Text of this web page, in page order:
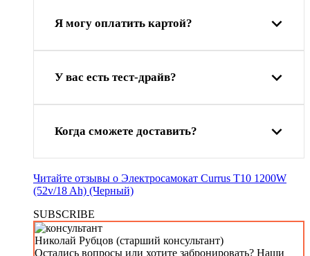
Я могу оплатить картой?
У вас есть тест-драйв?
Когда сможете доставить?
Читайте отзывы о Электросамокат Currus T10 1200W
(52v/18 Ah) (Черный)
SUBSCRIBE
Николай Рубцов (старший консультант)
Остались вопросы или хотите забронировать? Наши